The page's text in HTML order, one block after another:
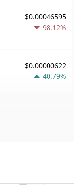
$0.00046595
98.12%
$0.00000622
40.79%